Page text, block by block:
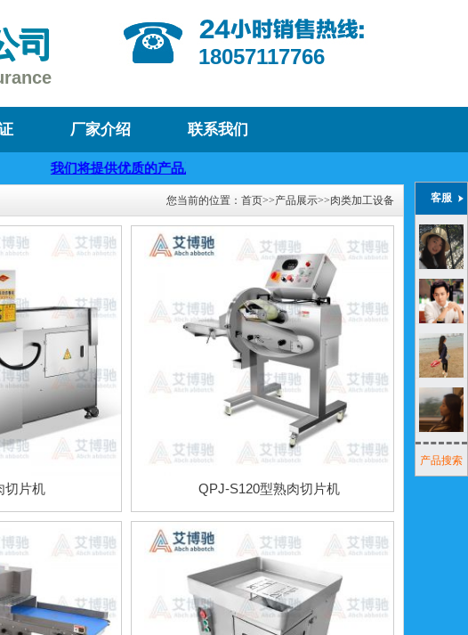
司 18057117766
厂家介绍 联系我们
我们将提供优质的产品及服务，迎咨询购买
您当前的位置： 首页>>产品展示>>肉类加工设备
切片机 QPJ-S120型熟肉切片机
客服
产品搜索